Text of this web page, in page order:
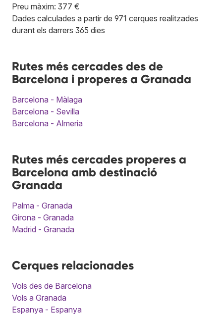
Preu màxim: 377 €
Dades calculades a partir de 971 cerques realitzades
durant els darrers 365 dies
Rutes més cercades des de
Barcelona i properes a Granada
Barcelona - Màlaga
Barcelona - Sevilla
Barcelona - Almeria
Rutes més cercades properes a
Barcelona amb destinació
Granada
Palma - Granada
Girona - Granada
Madrid - Granada
Cerques relacionades
Vols des de Barcelona
Vols a Granada
Espanya - Espanya